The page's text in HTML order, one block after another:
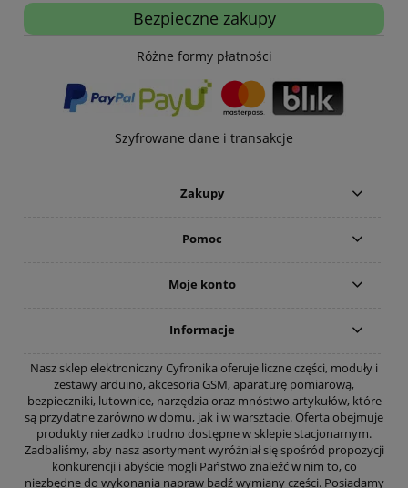
Bezpieczne zakupy
Różne formy płatności
Szyfrowane dane i transakcje
Zakupy
Pomoc
Moje konto
Informacje
Nasz sklep elektroniczny Cyfronika oferuje liczne części, moduły i
zestawy arduino, akcesoria GSM, aparaturę pomiarową,
bezpieczniki, lutownice, narzędzia oraz mnóstwo artykułów, które
są przydatne zarówno w domu, jak i w warsztacie. Oferta obejmuje
produkty nierzadko trudno dostępne w sklepie stacjonarnym.
Zadbaliśmy, aby nasz asortyment wyróżniał się spośród propozycji
konkurencji i abyście mogli Państwo znaleźć w nim to, co
niezbędne do wykonania napraw bądź wymiany części. Posiadamy